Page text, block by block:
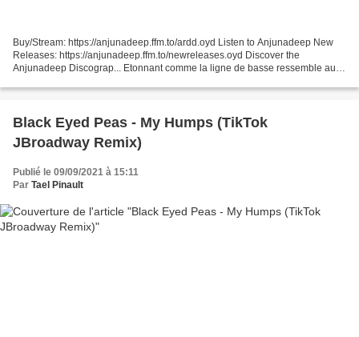
Buy/Stream: https://anjunadeep.ffm.to/ardd.oyd Listen to Anjunadeep New
Releases: https://anjunadeep.ffm.to/newreleases.oyd Discover the
Anjunadeep Discograp... Etonnant comme la ligne de basse ressemble au
Black Eyed Peas - My Humps (TikTok
JBroadway Remix)
Publié le 09/09/2021 à 15:11
Par Tael Pinault